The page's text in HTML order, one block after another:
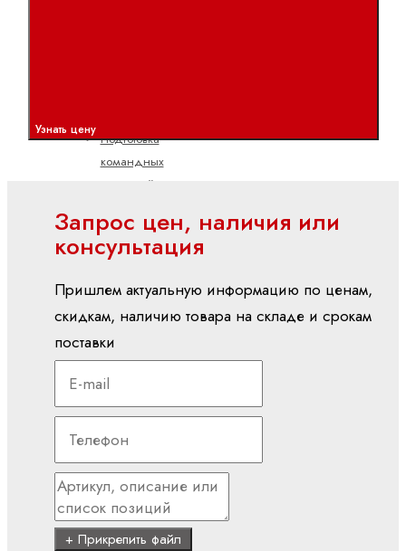
Подготовка
командных
значений
насосами
Управление
Мобильная гидравлика
Аксиально-
поршневые
насосы
Героторные
насосы
Шестеренные
насосы
Узнать цену
Запрос цен, наличия или
консультация
Пришлем актуальную информацию по ценам,
скидкам, наличию товара на складе и срокам
поставки
+ Прикрепить файл